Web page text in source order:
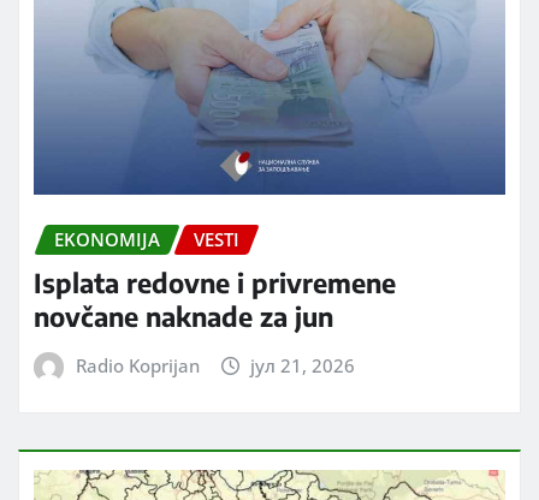
EKONOMIJA VESTI
Isplata redovne i privremene
novčane naknade za jun
Radio Koprijan јул 21, 2026